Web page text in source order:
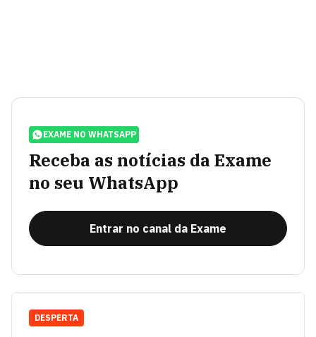
EXAME NO WHATSAPP
Receba as notícias da Exame
no seu WhatsApp
Entrar no canal da Exame
DESPERTA